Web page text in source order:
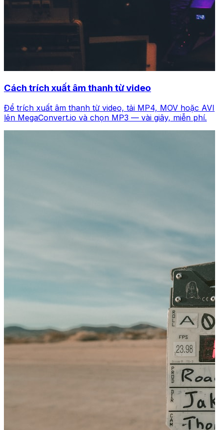
Cách trích xuất âm thanh từ video
Để trích xuất âm thanh từ video, tải MP4, MOV hoặc AVI
lên MegaConvert.io và chọn MP3 — vài giây, miễn phí.